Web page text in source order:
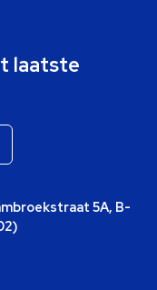
laatste
5A, B-